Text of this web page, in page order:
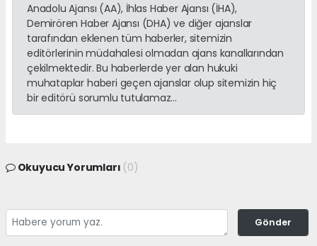
Anadolu Ajansı (AA), İhlas Haber Ajansı (İHA),
Demirören Haber Ajansı (DHA) ve diğer ajanslar
tarafından eklenen tüm haberler, sitemizin
editörlerinin müdahalesi olmadan ajans kanallarından
çekilmektedir. Bu haberlerde yer alan hukuki
muhataplar haberi geçen ajanslar olup sitemizin hiç
bir editörü sorumlu tutulamaz...
Okuyucu Yorumları (0)
Gönder